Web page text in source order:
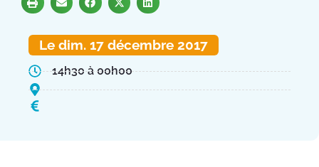
Le dim. 17 décembre 2017
14h30 à 00h00